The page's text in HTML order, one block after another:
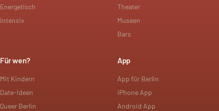
Energetisch
Intensiv
Theater
Museen
Bars
Für wen?
Mit Kindern
Date-Ideen
Queer Berlin
App
App für Berlin
iPhone App
Android App